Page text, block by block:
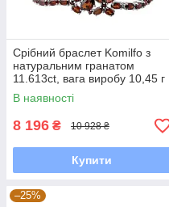
Срібний браслет Komilfo з
натуральним гранатом
11.613ct, вага виробу 10,45 г
(2064466) 1720 розмір
В наявності
8 196 ₴ 10 928 ₴
Купити
–25%